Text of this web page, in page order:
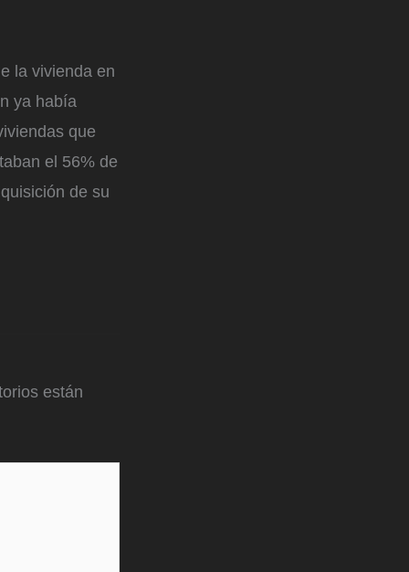
la vivienda en
ya había
que
el 56% de
de su
están